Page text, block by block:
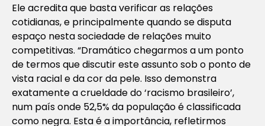
Ele acredita que basta verificar as relações
cotidianas, e principalmente quando se disputa
espaço nesta sociedade de relações muito
competitivas. “Dramático chegarmos a um ponto
de termos que discutir este assunto sob o ponto de
vista racial e da cor da pele. Isso demonstra
exatamente a crueldade do ‘racismo brasileiro’,
num país onde 52,5% da população é classificada
como negra. Esta é a importância, refletirmos